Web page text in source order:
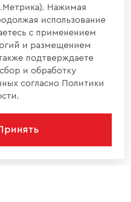
Нажимая
использование
с применением
и размещением
подтверждаете
и обработку
согласно Политики